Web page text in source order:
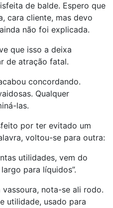
de balde. Espero que
cara cliente, mas devo
não foi explicada.
que isso a deixa
de atração fatal.
concordando.
Qualquer
las.
por ter evitado um
voltou-se para outra:
utilidades, vem do
para líquidos”.
nota-se ali rodo.
utilidade, usado para